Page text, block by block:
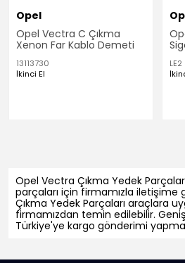
Opel
Opel Vectra C Çıkma
Xenon Far Kablo Demeti
13113730
İkinci El
LE2
Opel Vectra Çıkma Yedek
parçaları için firmamızla iletişime
Çıkma Yedek Parçaları araçlara
firmamızdan temin edilebilir.
Türkiye'ye kargo gönderimi